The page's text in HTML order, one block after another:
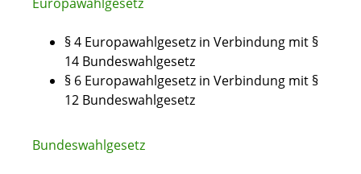
§ 4 Europawahlgesetz in Verbindung mit §
14 Bundeswahlgesetz
§ 6 Europawahlgesetz in Verbindung mit §
12 Bundeswahlgesetz
Bundeswahlgesetz